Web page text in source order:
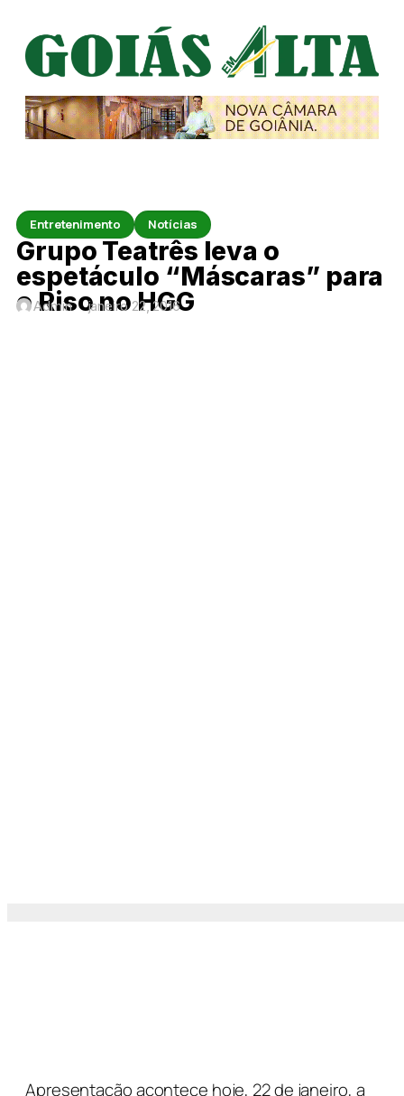
Entretenimento Notícias
Grupo Teatrês leva o
espetáculo “Máscaras” para
o Riso no HGG
Admin janeiro 22, 2016
Apresentação acontece hoje, 22 de janeiro, a